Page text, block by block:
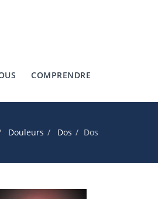
COMPRENDRE
Douleurs Dos Dos